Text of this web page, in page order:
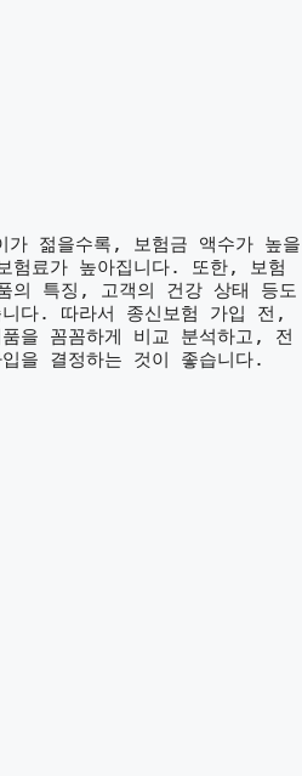
가 젊을수록, 보험금 액수가 높을
험료가 높아집니다. 또한, 보험
의 특징, 고객의 건강 상태 등도
다. 따라서 종신보험 가입 전,
을 꼼꼼하게 비교 분석하고, 전
을 결정하는 것이 좋습니다.